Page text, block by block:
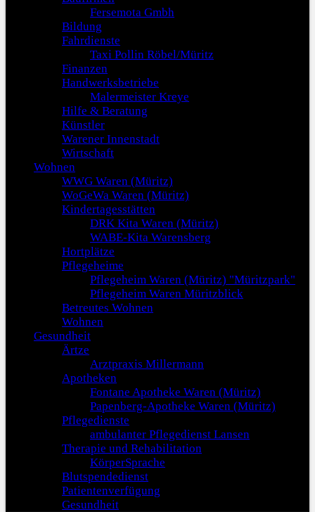
Fersemota Gmbh
Bildung
Fahrdienste
Taxi Pollin Röbel/Müritz
Finanzen
Handwerksbetriebe
Malermeister Kreye
Hilfe & Beratung
Künstler
Warener Innenstadt
Wirtschaft
Wohnen
WWG Waren (Müritz)
WoGeWa Waren (Müritz)
Kindertagesstätten
DRK Kita Waren (Müritz)
WABE-Kita Warensberg
Hortplätze
Pflegeheime
Pflegeheim Waren (Müritz) "Müritzpark"
Pflegeheim Waren Müritzblick
Betreutes Wohnen
Wohnen
Gesundheit
Ärtze
Arztpraxis Millermann
Apotheken
Fontane Apotheke Waren (Müritz)
Papenberg-Apotheke Waren (Müritz)
Pflegedienste
ambulanter Pflegedienst Lansen
Therapie und Rehabilitation
KörperSprache
Blutspendedienst
Patientenverfügung
Gesundheit